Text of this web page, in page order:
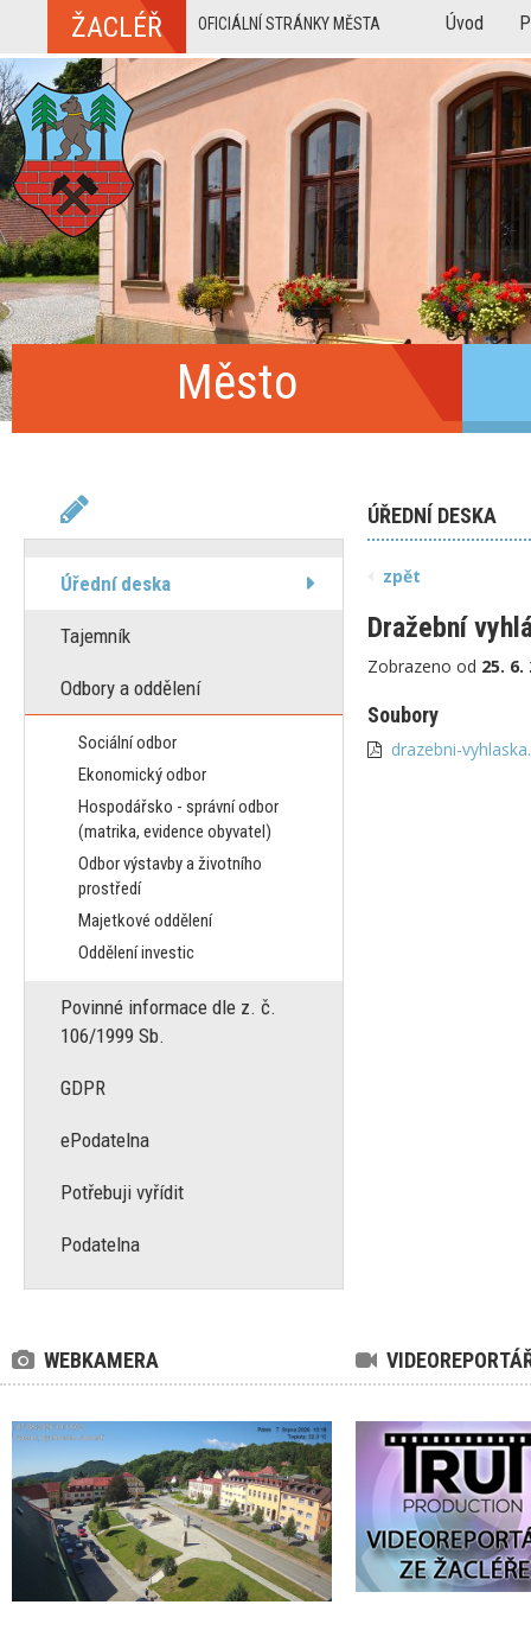
ŽACLÉŘ OFICIÁLNÍ STRÁNKY MĚSTA Úvod
Město
Úřední deska
Tajemník
Odbory a oddělení
Sociální odbor
Ekonomický odbor
Hospodářsko - správní odbor
(matrika, evidence obyvatel)
Odbor výstavby a životního
prostředí
Majetkové oddělení
Oddělení investic
Povinné informace dle z. č.
106/1999 Sb.
GDPR
ePodatelna
Potřebuji vyřídit
Podatelna
ÚŘEDNÍ DESKA
zpět
Dražební
Zobrazeno od 25. 6.
Soubory
drazebni-
WEBKAMERA